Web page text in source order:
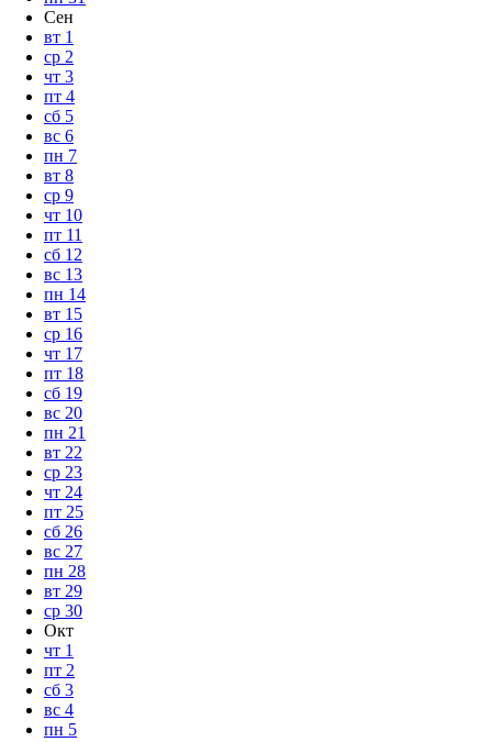
Сен
вт 1
ср 2
чт 3
пт 4
сб 5
вс 6
пн 7
вт 8
ср 9
чт 10
пт 11
сб 12
вс 13
пн 14
вт 15
ср 16
чт 17
пт 18
сб 19
вс 20
пн 21
вт 22
ср 23
чт 24
пт 25
сб 26
вс 27
пн 28
вт 29
ср 30
Окт
чт 1
пт 2
сб 3
вс 4
пн 5